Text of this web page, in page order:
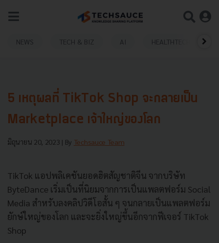
NEWS TECH & BIZ AI HEALTHTECH
5 เหตุผลที่ TikTok Shop จะกลายเป็น
Marketplace เจ้าใหญ่ของโลก
มิถุนายน 20, 2023 | By Techsauce Team
TikTok แอปพลิเคชันยอดฮิตสัญชาติจีน จากบริษัท
ByteDance เริ่มเป็นที่นิยมจากการเป็นแพลตฟอร์ม Social
Media สำหรับลงคลิปวิดีโอสั้น ๆ จนกลายเป็นแพลตฟอร์ม
ยักษ์ใหญ่ของโลก และจะยิ่งใหญ่ขึ้นอีกจากฟีเจอร์ TikTok
Shop